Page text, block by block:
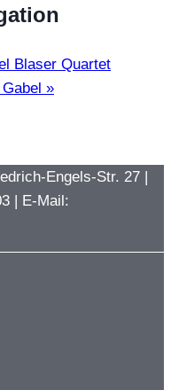
Blaser Quartet
»
Engels-Str. 27 |
| E-Mail: